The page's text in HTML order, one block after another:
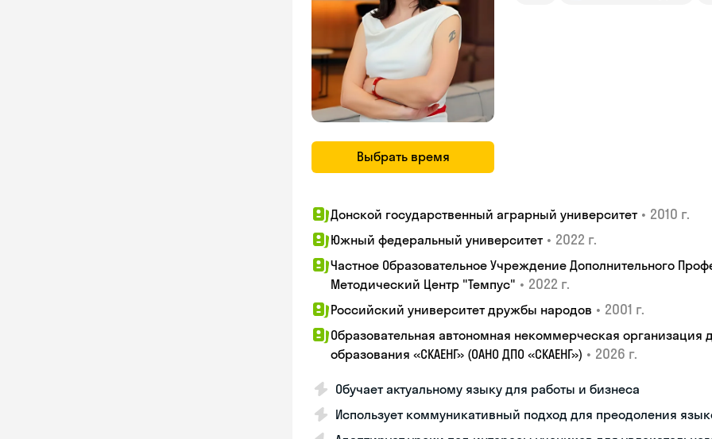
Выбрать время
Донской государственный аграрный университет • 2010 г.
Южный федеральный университет • 2022 г.
Частное Образовательное Учреждение Дополнительного
Методический Центр "Темпус" • 2022 г.
Российский университет дружбы народов • 2001 г.
Образовательная автономная некоммерческая организация
образования «СКАЕНГ» (ОАНО ДПО «СКАЕНГ») • 2026 г.
Обучает актуальному языку для работы и бизнеса
Использует коммуникативный подход для преодоления